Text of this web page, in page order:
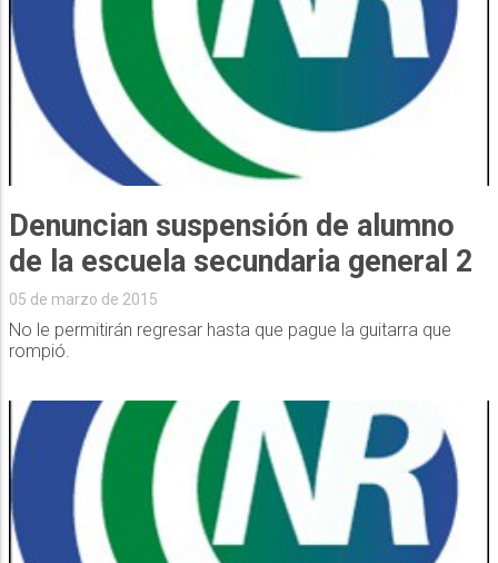
Denuncian suspensión de alumno
de la escuela secundaria general 2
05 de marzo de 2015
No le permitirán regresar hasta que pague la guitarra que
rompió.